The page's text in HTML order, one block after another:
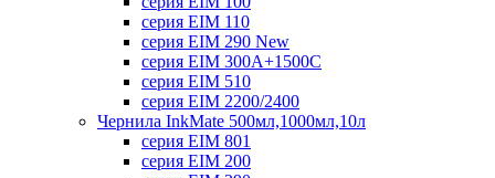
серия EIM 110
серия EIM 290 New
серия EIM 300А+1500С
серия EIM 510
серия EIM 2200/2400
Чернила InkMate 500мл,1000мл,10л
серия EIM 801
серия EIM 200